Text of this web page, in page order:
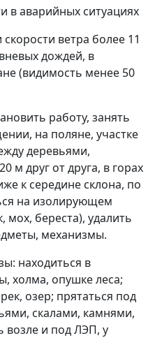
в аварийных ситуациях
ветра более 11
дождей, в
(видимость менее 50
работу, занять
на поляне, участке
деревьями,
м друг от друга, в горах
к середине склона, по
на изолирующем
мох, береста), удалить
механизмы.
находиться в
холма, опушке леса;
озер; прятаться под
скалами, камнями,
возле и под ЛЭП, у